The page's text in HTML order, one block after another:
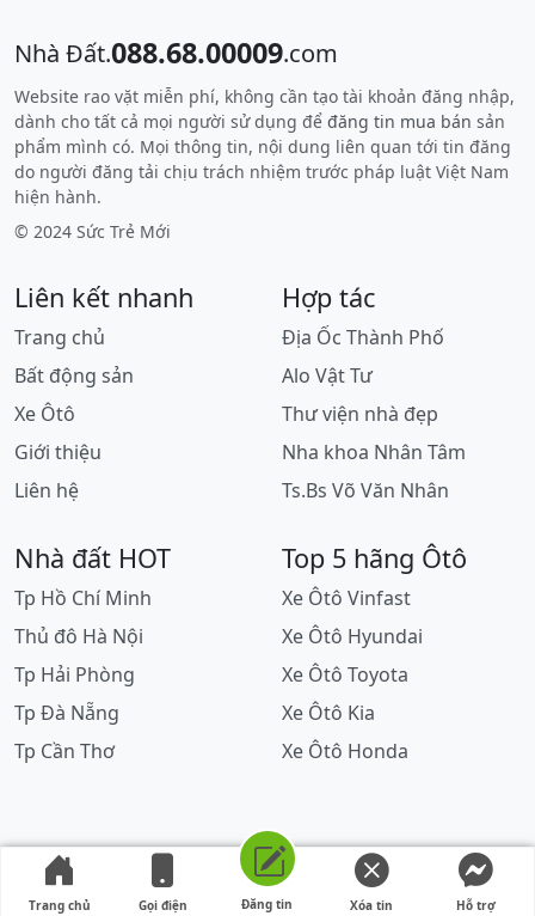
Trang chủ Gọi điện Đăng tin Xóa tin Hỗ trợ
Nhà Đất.088.68.00009.com
Website rao vặt miễn phí, không cần tạo tài khoản đăng nhập,
dành cho tất cả mọi người sử dụng để đăng tin mua bán sản
phẩm mình có. Mọi thông tin, nội dung liên quan tới tin đăng
do người đăng tải chịu trách nhiệm trước pháp luật Việt Nam
hiện hành.
© 2024 Sức Trẻ Mới
Liên kết nhanh
Trang chủ
Bất động sản
Xe Ôtô
Giới thiệu
Liên hệ
Hợp tác
Địa Ốc Thành Phố
Alo Vật Tư
Thư viện nhà đẹp
Nha khoa Nhân Tâm
Ts.Bs Võ Văn Nhân
Nhà đất HOT
Tp Hồ Chí Minh
Thủ đô Hà Nội
Tp Hải Phòng
Tp Đà Nẵng
Tp Cần Thơ
Top 5 hãng Ôtô
Xe Ôtô Vinfast
Xe Ôtô Hyundai
Xe Ôtô Toyota
Xe Ôtô Kia
Xe Ôtô Honda